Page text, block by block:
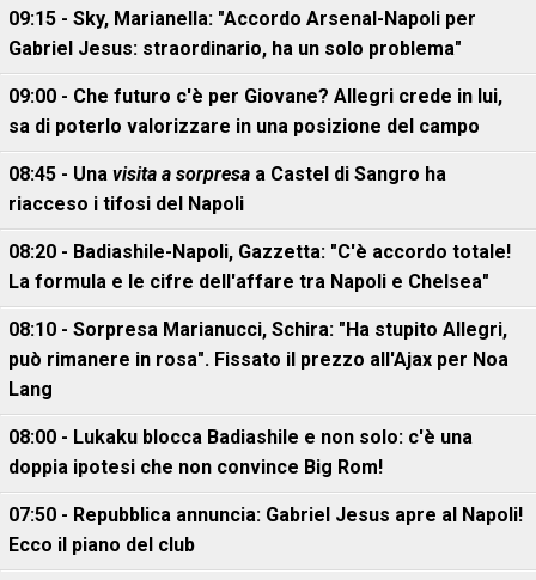
09:15 - Sky, Marianella: "Accordo Arsenal-Napoli per
Gabriel Jesus: straordinario, ha un solo problema"
09:00 - Che futuro c'è per Giovane? Allegri crede in lui,
sa di poterlo valorizzare in una posizione del campo
08:45 - Una visita a sorpresa a Castel di Sangro ha
riacceso i tifosi del Napoli
08:20 - Badiashile-Napoli, Gazzetta: "C'è accordo totale!
La formula e le cifre dell'affare tra Napoli e Chelsea"
08:10 - Sorpresa Marianucci, Schira: "Ha stupito Allegri,
può rimanere in rosa". Fissato il prezzo all'Ajax per Noa
Lang
08:00 - Lukaku blocca Badiashile e non solo: c'è una
doppia ipotesi che non convince Big Rom!
07:50 - Repubblica annuncia: Gabriel Jesus apre al Napoli!
Ecco il piano del club